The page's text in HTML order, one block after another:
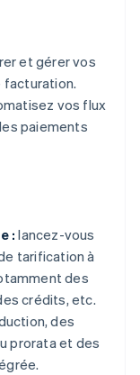
et gérer vos
facturation.
vos flux
paiements
: lancez-vous
tarification à
des
crédits, etc.
des
prorata et des